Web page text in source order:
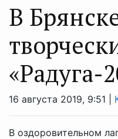
В
«Радуга-
16 августа 2019, 9:51 |
В оздоровительном